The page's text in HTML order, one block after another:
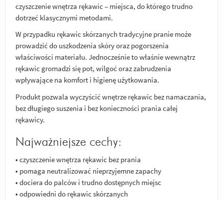
czyszczenie wnętrza rękawic – miejsca, do którego trudno
dotrzeć klasycznymi metodami.
W przypadku rękawic skórzanych tradycyjne pranie może
prowadzić do uszkodzenia skóry oraz pogorszenia
właściwości materiału. Jednocześnie to właśnie wewnątrz
rękawic gromadzi się pot, wilgoć oraz zabrudzenia
wpływające na komfort i higienę użytkowania.
Produkt pozwala wyczyścić wnętrze rękawic bez namaczania,
bez długiego suszenia i bez konieczności prania całej
rękawicy.
Najważniejsze cechy:
• czyszczenie wnętrza rękawic bez prania
• pomaga neutralizować nieprzyjemne zapachy
• dociera do palców i trudno dostępnych miejsc
• odpowiedni do rękawic skórzanych